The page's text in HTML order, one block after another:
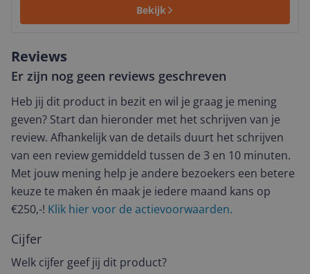
Bekijk
Reviews
Er zijn nog geen reviews geschreven
Heb jij dit product in bezit en wil je graag je mening
geven? Start dan hieronder met het schrijven van je
review. Afhankelijk van de details duurt het schrijven
van een review gemiddeld tussen de 3 en 10 minuten.
Met jouw mening help je andere bezoekers een betere
keuze te maken én maak je iedere maand kans op
€250,-! Klik hier voor de actievoorwaarden.
Cijfer
Welk cijfer geef jij dit product?